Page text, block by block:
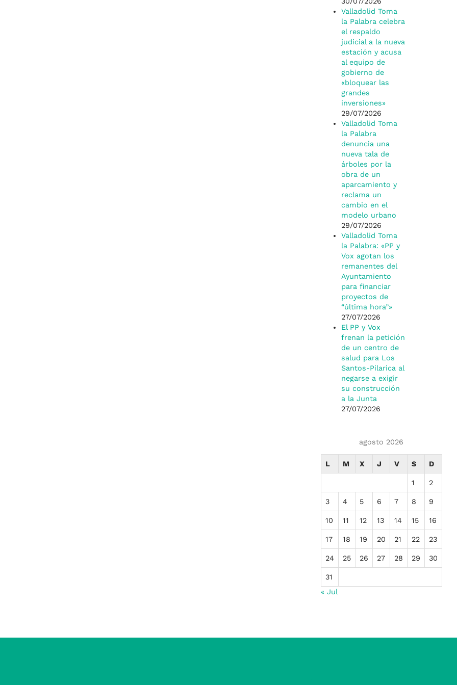
Valladolid Toma
la Palabra celebra
el respaldo
judicial a la nueva
estación y acusa
al equipo de
gobierno de
«bloquear las
grandes
inversiones»
29/07/2026
Valladolid Toma
la Palabra
denuncia una
nueva tala de
árboles por la
obra de un
aparcamiento y
reclama un
cambio en el
modelo urbano
29/07/2026
Valladolid Toma
la Palabra: «PP y
Vox agotan los
remanentes del
Ayuntamiento
para financiar
proyectos de
“última hora”»
27/07/2026
El PP y Vox
frenan la petición
de un centro de
salud para Los
Santos-Pilarica al
negarse a exigir
su construcción
a la Junta
27/07/2026
agosto 2026
L M X J V S D
1 2
3 4 5 6 7 8 9
10 11 12 13 14 15 16
17 18 19 20 21 22 23
24 25 26 27 28 29 30
31
« Jul